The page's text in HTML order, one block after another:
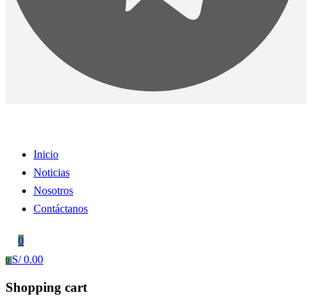
Inicio
Noticias
Nosotros
Contáctanos
0
0 S/0.00
Shopping cart